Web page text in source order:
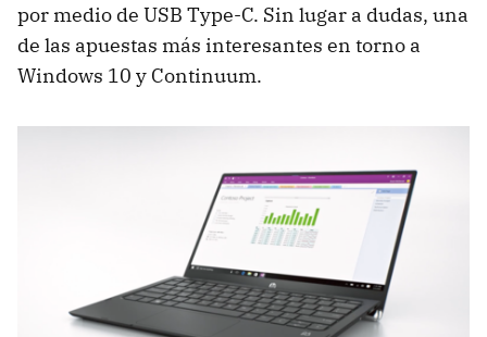
por medio de USB Type-C. Sin lugar a dudas, una
de las apuestas más interesantes en torno a
Windows 10 y Continuum.